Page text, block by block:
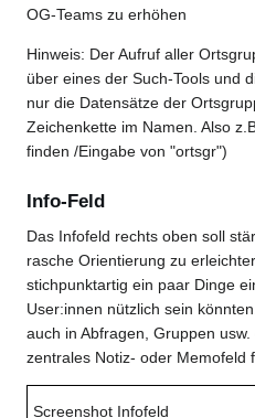
OG-Teams zu erhöhen
Hinweis: Der Aufruf aller
über eines der Such-Tools und
nur die Datensätze der
Zeichenkette im Namen. Also
finden /Eingabe von "ortsgr")
Info-Feld
Das Infofeld rechts oben soll
rasche Orientierung zu
stichpunktartig ein paar Dinge
User:innen nützlich sein
auch in Abfragen, Gruppen
zentrales Notiz- oder Memofeld
Screenshot Infofeld